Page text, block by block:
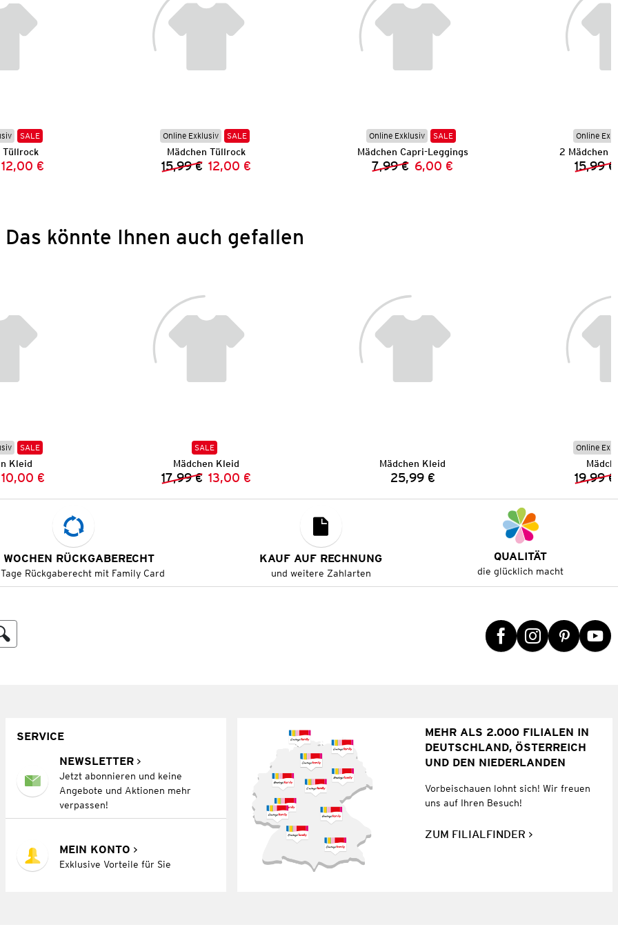
SALE
Tüllrock
Preis:
Preis:
12,00 €
Online Exklusiv SALE
Mädchen Tüllrock
Vorheriger Preis:
15,99 € Neuer Preis:
12,00 €
Online Exklusiv SALE
Mädchen Capri-Leggings
Vorheriger Preis:
7,99 € Neuer Preis:
6,00 €
Online
2 Mädchen
15,99 €
Das könnte Ihnen auch gefallen
SALE
Kleid
Preis:
Preis:
10,00 €
SALE
Mädchen Kleid
Vorheriger Preis:
17,99 € Neuer Preis:
13,00 €
Mädchen Kleid
Preis:
25,99 €
Online
19,99 €
RÜCKGABERECHT
Rückgaberecht mit Family Card
KAUF AUF RECHNUNG
und weitere Zahlarten
QUALITÄT
die glücklich macht
SERVICE
NEWSLETTER
Jetzt abonnieren und keine
Angebote und Aktionen mehr
verpassen!
MEIN KONTO
Exklusive Vorteile für Sie
MEHR ALS 2.000 FILIALEN IN
DEUTSCHLAND, ÖSTERREICH
UND DEN NIEDERLANDEN
Vorbeischauen lohnt sich! Wir freuen
uns auf Ihren Besuch!
ZUM FILIALFINDER